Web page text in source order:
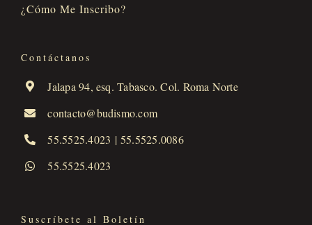
¿Cómo Me Inscribo?
Contáctanos
Jalapa 94, esq. Tabasco. Col. Roma Norte
contacto@budismo.com
55.5525.4023 | 55.5525.0086
55.5525.4023
Suscríbete al Boletín